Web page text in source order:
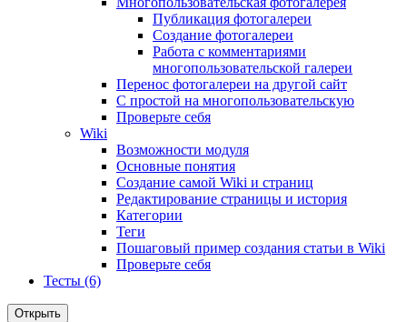
Публикация фотогалереи
Создание фотогалереи
Работа с комментариями
многопользовательской галереи
Перенос фотогалереи на другой сайт
С простой на многопользовательскую
Проверьте себя
Wiki
Возможности модуля
Основные понятия
Создание самой Wiki и страниц
Редактирование страницы и история
Категории
Теги
Пошаговый пример создания статьи в Wiki
Проверьте себя
Тесты (6)
Открыть